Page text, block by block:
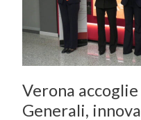
Verona
Generali,
Generali,
innovazione
sostenibilità
centro